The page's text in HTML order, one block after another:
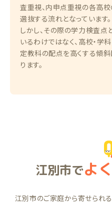
査重視、内申点重視の各高
選抜する流れとなっています。
しかし、その際の学力検査
いるわけではなく、高校・学
定教科の配点を高くする傾
ります。
江別市でよ
江別市のご家庭から寄せられ